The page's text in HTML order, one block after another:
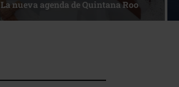
La nueva agenda de Quintana Roo